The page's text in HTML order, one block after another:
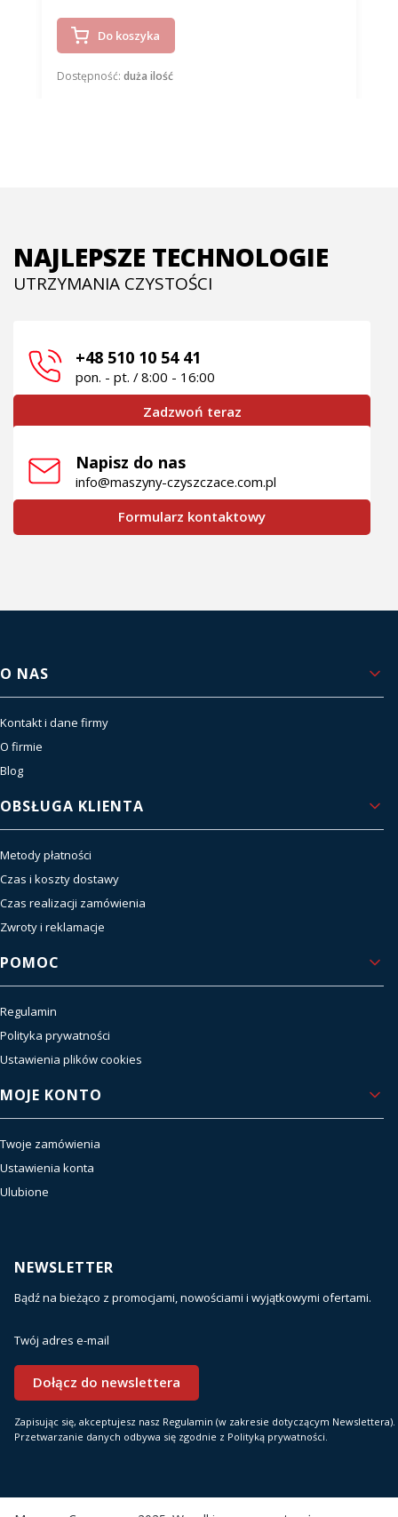
Do koszyka
Dostępność: duża ilość
NAJLEPSZE TECHNOLOGIE
UTRZYMANIA CZYSTOŚCI
+48 510 10 54 41
pon. - pt. / 8:00 - 16:00
Zadzwoń teraz
Napisz do nas
info@maszyny-czyszczace.com.pl
Formularz kontaktowy
Linki w stopce
O NAS
Kontakt i dane firmy
O firmie
Blog
OBSŁUGA KLIENTA
Metody płatności
Czas i koszty dostawy
Czas realizacji zamówienia
Zwroty i reklamacje
POMOC
Regulamin
Polityka prywatności
Ustawienia plików cookies
MOJE KONTO
Twoje zamówienia
Ustawienia konta
Ulubione
NEWSLETTER
Bądź na bieżąco z promocjami, nowościami i wyjątkowymi ofertami.
Twój adres e-mail
Dołącz do newslettera
Zapisując się, akceptujesz nasz Regulamin (w zakresie dotyczącym Newslettera).
Przetwarzanie danych odbywa się zgodnie z Polityką prywatności.